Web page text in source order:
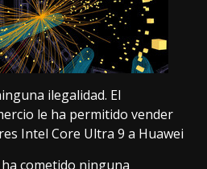
ilegalidad. El
le ha permitido vender
Intel Core Ultra 9 a Huawei
cometido ninguna